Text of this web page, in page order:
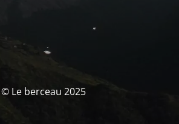
© Le berceau 2025